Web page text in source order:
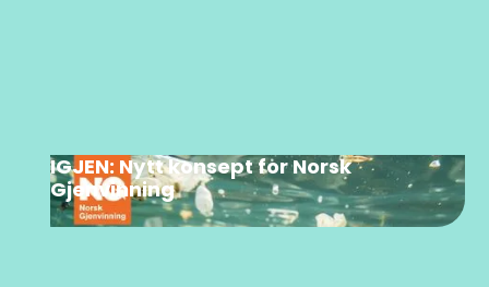
IGJEN: Nytt konsept for Norsk
Gjenvinning